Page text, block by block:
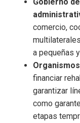
comercio,
a pequeñas
financiar
garantizar
como
etapas